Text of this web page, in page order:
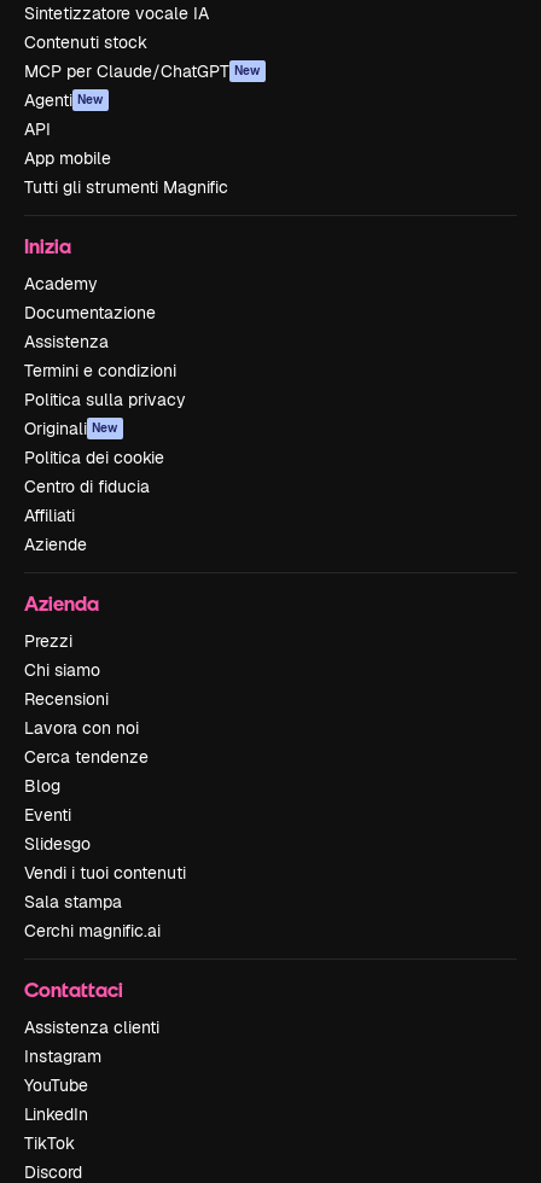
Sintetizzatore vocale IA
Contenuti stock
MCP per Claude/ChatGPT New
Agenti New
API
App mobile
Tutti gli strumenti Magnific
Inizia
Academy
Documentazione
Assistenza
Termini e condizioni
Politica sulla privacy
Originali New
Politica dei cookie
Centro di fiducia
Affiliati
Aziende
Azienda
Prezzi
Chi siamo
Recensioni
Lavora con noi
Cerca tendenze
Blog
Eventi
Slidesgo
Vendi i tuoi contenuti
Sala stampa
Cerchi magnific.ai
Contattaci
Assistenza clienti
Instagram
YouTube
LinkedIn
TikTok
Discord